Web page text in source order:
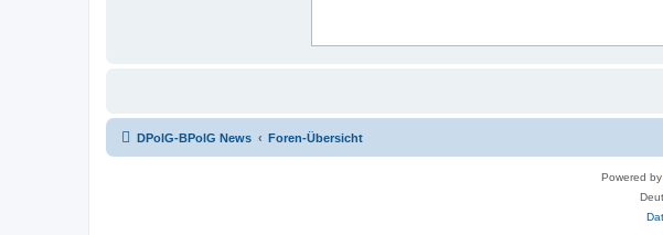
DPolG-BPolG News Foren-Übersicht
Powered by